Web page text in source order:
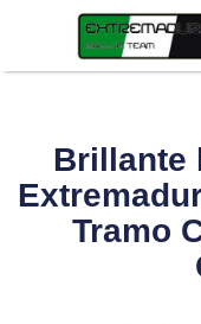
Brillante
Tramo